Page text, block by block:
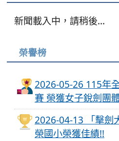
新聞載入中，請稍後...
榮譽榜
2026-05-26 115年
賽 榮獲女子銳劍團
2026-04-13 「擊劍
榮國小榮獲佳績!!